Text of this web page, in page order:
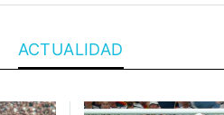
ACTUALIDAD